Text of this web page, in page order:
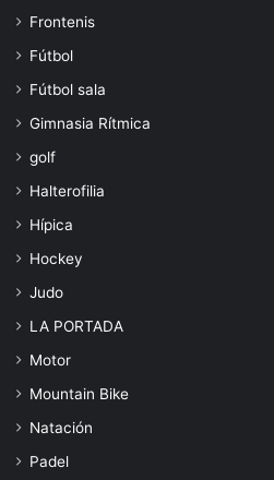
Frontenis
Fútbol
Fútbol sala
Gimnasia Rítmica
golf
Halterofilia
Hípica
Hockey
Judo
LA PORTADA
Motor
Mountain Bike
Natación
Padel